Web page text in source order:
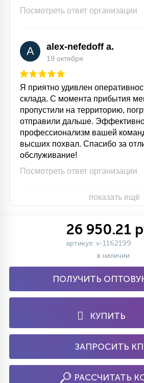
Посмотреть ответ организации
A alex-nefedoff a.
19 октября
Я приятно удивлен
склада. С момента прибытия
пропустили на территорию,
отправили дальше.
профессионализм вашей
высших похвал. Спасибо за
обслуживание!
Посмотреть ответ организации
показать ещё
26 950.21
артикул: v-1162199
в наличии
ПОЛУЧИТЬ
КУПИТЬ
ЗАПРОСИТЬ КП
РАССЧИТАТЬ